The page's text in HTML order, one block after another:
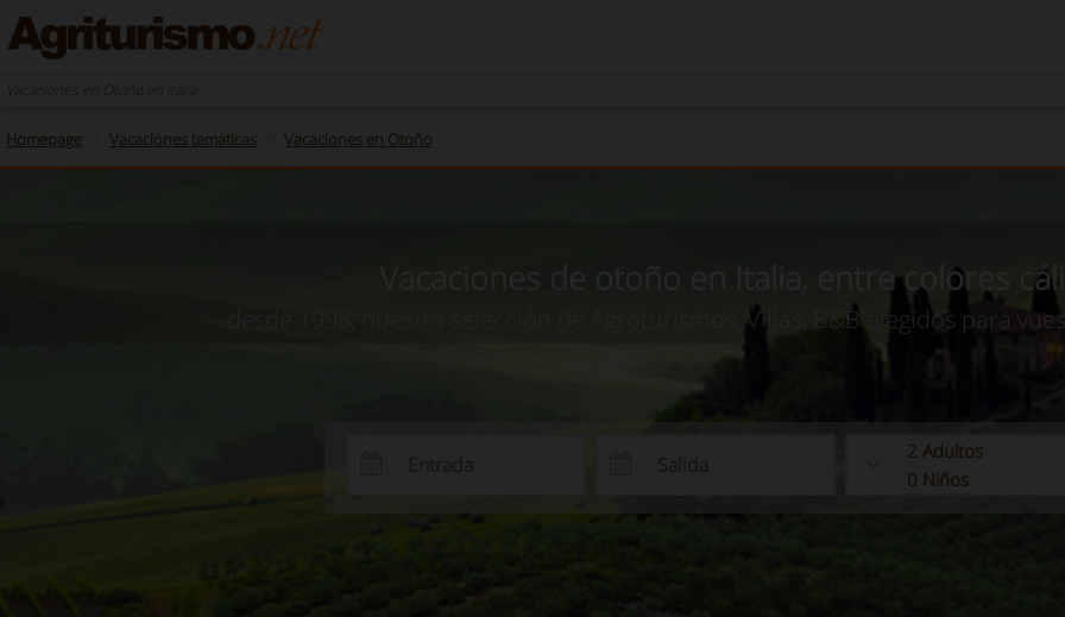
Vacaciones en Otoño en Italia
Homepage Vacaciones tematicas Vacaciones en Otoño
Vacaciones de otoño en Italia, entre colores
desde 1998, nuestra selección de Agroturismos, Villas, B&B elegidos para
2 Adultos
0 Niños